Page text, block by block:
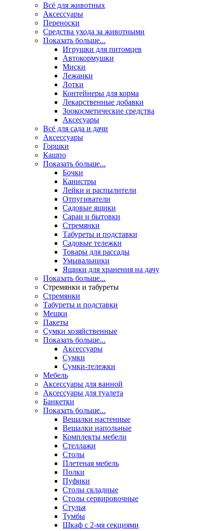
Всё для животных
Аксесcуары
Переноски
Средства ухода за животными
Показать больше...
Игрушки для питомцев
Автокормушки
Миски
Лежанки
Лотки
Контейнеры для корма
Лекарственные добавки
Зоокосметические средства
Аксесуары
Всё для сада и дачи
Аксессуары
Горшки
Кашпо
Показать больше...
Бочки
Канистры
Лейки и распылители
Отпугиватели
Садовые ящики
Сараи и бытовки
Стремянки
Табуреты и подставки
Садовые тележки
Товары для рассады
Умывальники
Ящики для хранения на дачу
Показать больше...
Стремянки и табуреты
Стремянки
Табуреты и подставки
Мешки
Пакеты
Сумки хозяйственные
Показать больше...
Аксессуары
Сумки
Сумки-тележки
Мебель
Аксессуары для ванной
Аксессуары для туалета
Банкетки
Показать больше...
Вешалки настенные
Вешалки напольные
Комплекты мебели
Стеллажи
Столы
Плетеная мебель
Полки
Пуфики
Столы складные
Столы сервировочные
Стулья
Тумбы
Шкаф с 2-мя секциями